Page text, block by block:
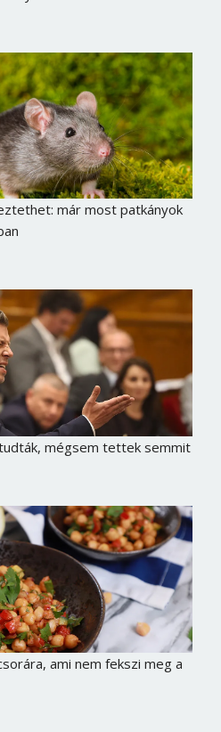
már most patkányok
mégsem tettek semmit
ami nem fekszi meg a